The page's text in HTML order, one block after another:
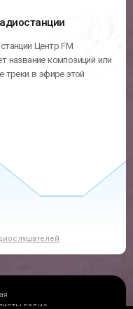
Центр FM
название композиций или
треки в эфире этой
радио